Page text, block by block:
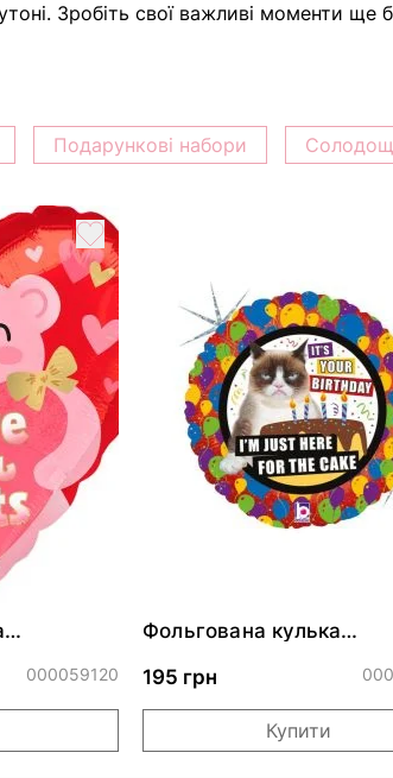
Зробіть свої важливі моменти
Подарункові набори
000059120
Фольгована кулька
ДР"
195 грн
Купити